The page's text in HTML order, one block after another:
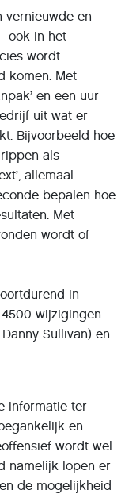
vernieuwde en
- ook in het
wordt
komen. Met
en een uur
uit wat er
Bijvoorbeeld hoe
als
allemaal
bepalen hoe
Met
wordt of
in
wijzigingen
Sullivan) en
informatie ter
en
wordt wel
namelijk lopen er
de mogelijkheid